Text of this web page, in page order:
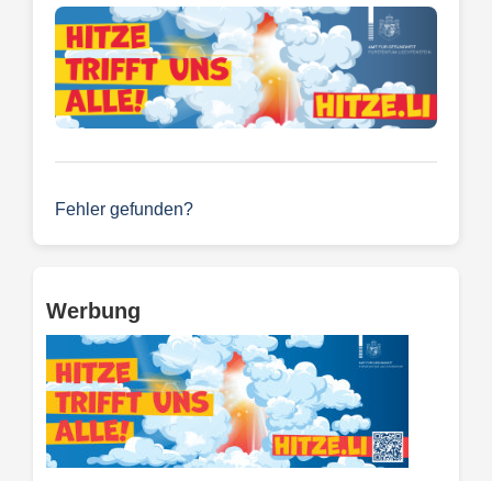
Fehler gefunden?
Werbung